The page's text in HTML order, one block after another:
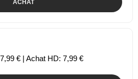
ACHAT
€ | Achat HD: 7,99 €